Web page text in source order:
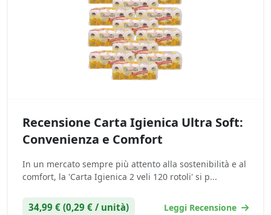
Recensione Carta Igienica Ultra Soft:
Convenienza e Comfort
In un mercato sempre più attento alla sostenibilità e al
comfort, la 'Carta Igienica 2 veli 120 rotoli' si p...
34,99 € (0,29 € / unità) Leggi Recensione